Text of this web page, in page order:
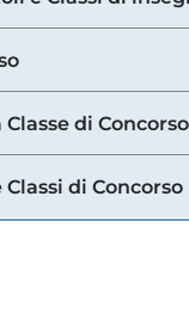
di Concorso
di Concorso